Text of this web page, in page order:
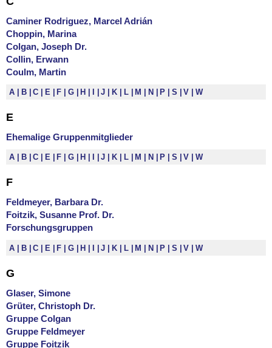
Caminer Rodriguez, Marcel Adrián
Choppin, Marina
Colgan, Joseph Dr.
Collin, Erwann
Coulm, Martin
A B C E F G H J K L M N P S V W
E
Ehemalige Gruppenmitglieder
A B C E F G H J K L M N P S V W
F
Feldmeyer, Barbara Dr.
Foitzik, Susanne Prof. Dr.
Forschungsgruppen
A B C E F G H I J K L M N P S V W
G
Glaser, Simone
Grüter, Christoph Dr.
Gruppe Colgan
Gruppe Feldmeyer
Gruppe Foitzik